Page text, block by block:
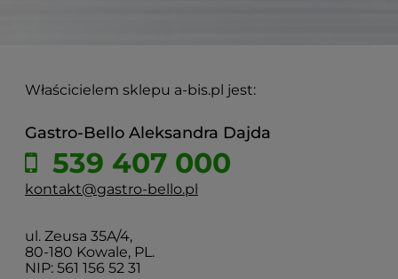
Właścicielem sklepu a-bis.pl jest:
Gastro-Bello Aleksandra Dajda
539 407 000
kontakt@gastro-bello.pl
ul. Zeusa 35A/4,
80-180 Kowale, PL.
NIP: 561 156 52 31